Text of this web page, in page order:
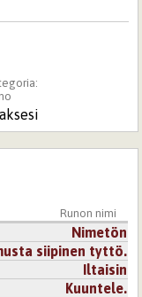
Runon nimi
Nimetön
siipinen tyttö.
Iltaisin
Kuuntele.